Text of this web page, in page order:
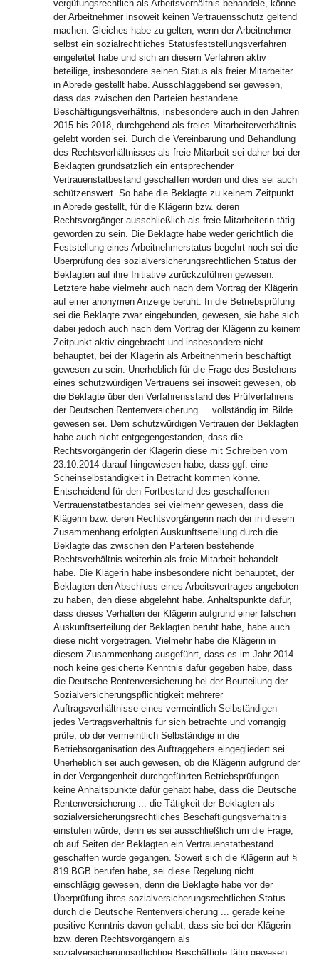
vergütungsrechtlich als Arbeitsverhältnis behandele, könne
der Arbeitnehmer insoweit keinen Vertrauensschutz geltend
machen. Gleiches habe zu gelten, wenn der Arbeitnehmer
selbst ein sozialrechtliches Statusfeststellungsverfahren
eingeleitet habe und sich an diesem Verfahren aktiv
beteilige, insbesondere seinen Status als freier Mitarbeiter
in Abrede gestellt habe. Ausschlaggebend sei gewesen,
dass das zwischen den Parteien bestandene
Beschäftigungsverhältnis, insbesondere auch in den Jahren
2015 bis 2018, durchgehend als freies Mitarbeiterverhältnis
gelebt worden sei. Durch die Vereinbarung und Behandlung
des Rechtsverhältnisses als freie Mitarbeit sei daher bei der
Beklagten grundsätzlich ein entsprechender
Vertrauenstatbestand geschaffen worden und dies sei auch
schützenswert. So habe die Beklagte zu keinem Zeitpunkt
in Abrede gestellt, für die Klägerin bzw. deren
Rechtsvorgänger ausschließlich als freie Mitarbeiterin tätig
geworden zu sein. Die Beklagte habe weder gerichtlich die
Feststellung eines Arbeitnehmerstatus begehrt noch sei die
Überprüfung des sozialversicherungsrechtlichen Status der
Beklagten auf ihre Initiative zurückzuführen gewesen.
Letztere habe vielmehr auch nach dem Vortrag der Klägerin
auf einer anonymen Anzeige beruht. In die Betriebsprüfung
sei die Beklagte zwar eingebunden, gewesen, sie habe sich
dabei jedoch auch nach dem Vortrag der Klägerin zu keinem
Zeitpunkt aktiv eingebracht und insbesondere nicht
behauptet, bei der Klägerin als Arbeitnehmerin beschäftigt
gewesen zu sein. Unerheblich für die Frage des Bestehens
eines schutzwürdigen Vertrauens sei insoweit gewesen, ob
die Beklagte über den Verfahrensstand des Prüfverfahrens
der Deutschen Rentenversicherung ... vollständig im Bilde
gewesen sei. Dem schutzwürdigen Vertrauen der Beklagten
habe auch nicht entgegengestanden, dass die
Rechtsvorgängerin der Klägerin diese mit Schreiben vom
23.10.2014 darauf hingewiesen habe, dass ggf. eine
Scheinselbständigkeit in Betracht kommen könne.
Entscheidend für den Fortbestand des geschaffenen
Vertrauenstatbestandes sei vielmehr gewesen, dass die
Klägerin bzw. deren Rechtsvorgängerin nach der in diesem
Zusammenhang erfolgten Auskunftserteilung durch die
Beklagte das zwischen den Parteien bestehende
Rechtsverhältnis weiterhin als freie Mitarbeit behandelt
habe. Die Klägerin habe insbesondere nicht behauptet, der
Beklagten den Abschluss eines Arbeitsvertrages angeboten
zu haben, den diese abgelehnt habe. Anhaltspunkte dafür,
dass dieses Verhalten der Klägerin aufgrund einer falschen
Auskunftserteilung der Beklagten beruht habe, habe auch
diese nicht vorgetragen. Vielmehr habe die Klägerin in
diesem Zusammenhang ausgeführt, dass es im Jahr 2014
noch keine gesicherte Kenntnis dafür gegeben habe, dass
die Deutsche Rentenversicherung bei der Beurteilung der
Sozialversicherungspflichtigkeit mehrerer
Auftragsverhältnisse eines vermeintlich Selbständigen
jedes Vertragsverhältnis für sich betrachte und vorrangig
prüfe, ob der vermeintlich Selbständige in die
Betriebsorganisation des Auftraggebers eingegliedert sei.
Unerheblich sei auch gewesen, ob die Klägerin aufgrund der
in der Vergangenheit durchgeführten Betriebsprüfungen
keine Anhaltspunkte dafür gehabt habe, dass die Deutsche
Rentenversicherung ... die Tätigkeit der Beklagten als
sozialversicherungsrechtliches Beschäftigungsverhältnis
einstufen würde, denn es sei ausschließlich um die Frage,
ob auf Seiten der Beklagten ein Vertrauenstatbestand
geschaffen wurde gegangen. Soweit sich die Klägerin auf §
819 BGB berufen habe, sei diese Regelung nicht
einschlägig gewesen, denn die Beklagte habe vor der
Überprüfung ihres sozialversicherungsrechtlichen Status
durch die Deutsche Rentenversicherung ... gerade keine
positive Kenntnis davon gehabt, dass sie bei der Klägerin
bzw. deren Rechtsvorgängern als
sozialversicherungspflichtige Beschäftigte tätig gewesen